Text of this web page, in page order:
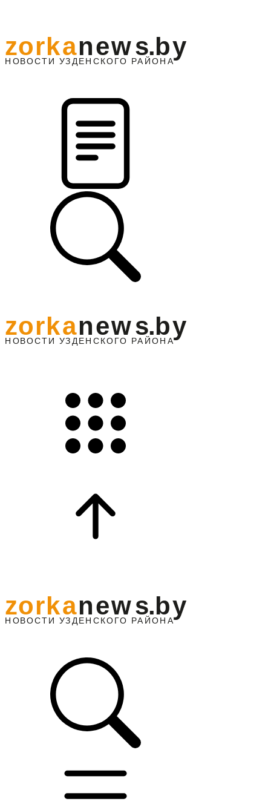
НО ВОСТИ УЗДЕНС КО ГО РАЙОНА
zorkanews.by